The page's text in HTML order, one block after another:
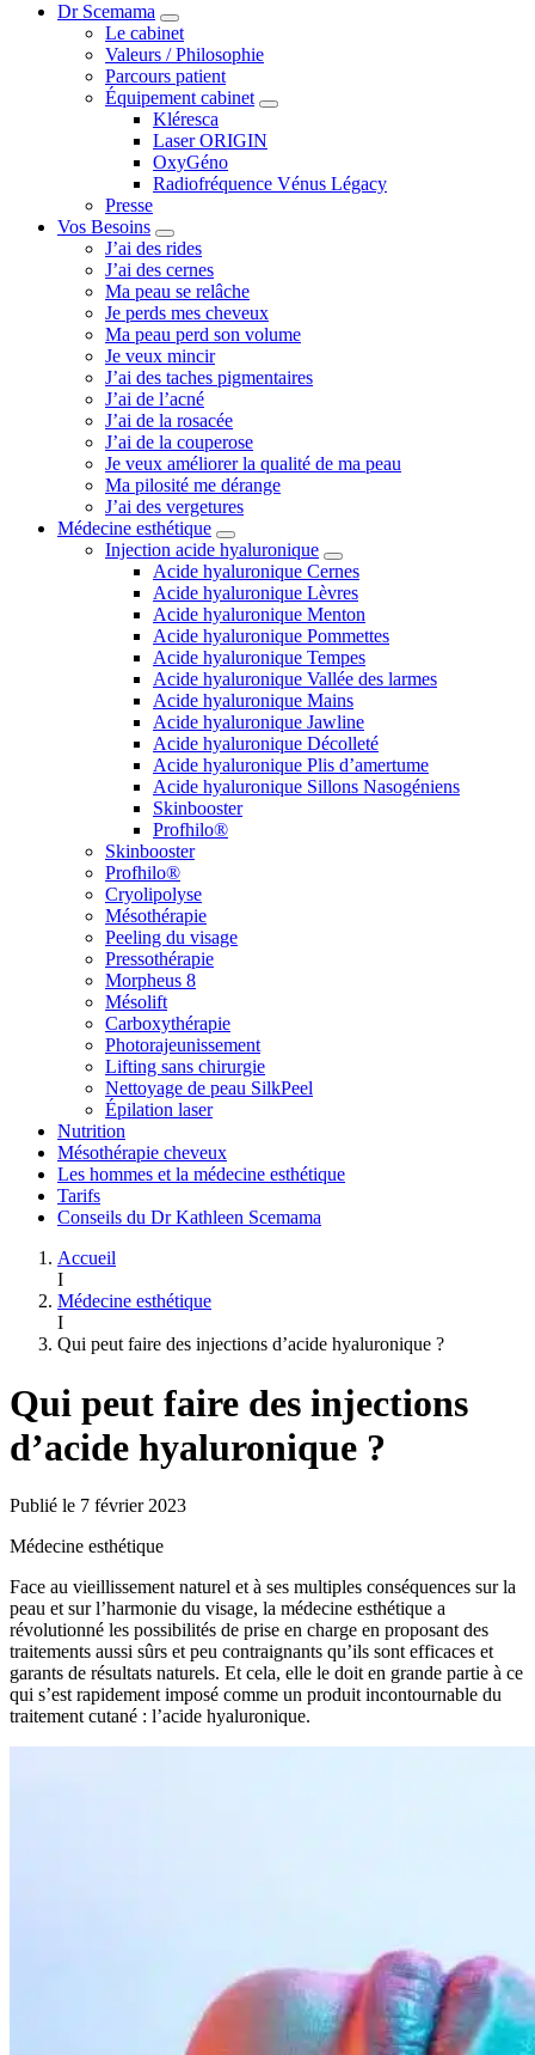
Dr Scemama
Le cabinet
Valeurs / Philosophie
Parcours patient
Équipement cabinet
Kléresca
Laser ORIGIN
OxyGéno
Radiofréquence Vénus Légacy
Presse
Vos Besoins
J’ai des rides
J’ai des cernes
Ma peau se relâche
Je perds mes cheveux
Ma peau perd son volume
Je veux mincir
J’ai des taches pigmentaires
J’ai de l’acné
J’ai de la rosacée
J’ai de la couperose
Je veux améliorer la qualité de ma peau
Ma pilosité me dérange
J’ai des vergetures
Médecine esthétique
Injection acide hyaluronique
Acide hyaluronique Cernes
Acide hyaluronique Lèvres
Acide hyaluronique Menton
Acide hyaluronique Pommettes
Acide hyaluronique Tempes
Acide hyaluronique Vallée des larmes
Acide hyaluronique Mains
Acide hyaluronique Jawline
Acide hyaluronique Décolleté
Acide hyaluronique Plis d’amertume
Acide hyaluronique Sillons Nasogéniens
Skinbooster
Profhilo®
Skinbooster
Profhilo®
Cryolipolyse
Mésothérapie
Peeling du visage
Pressothérapie
Morpheus 8
Mésolift
Carboxythérapie
Photorajeunissement
Lifting sans chirurgie
Nettoyage de peau SilkPeel
Épilation laser
Nutrition
Mésothérapie cheveux
Les hommes et la médecine esthétique
Tarifs
Conseils du Dr Kathleen Scemama
Accueil
I
Médecine esthétique
I
Qui peut faire des injections d’acide hyaluronique ?
Qui peut faire des injections
d’acide hyaluronique ?
Publié le 7 février 2023
Médecine esthétique
Face au vieillissement naturel et à ses multiples conséquences sur la
peau et sur l’harmonie du visage, la médecine esthétique a
révolutionné les possibilités de prise en charge en proposant des
traitements aussi sûrs et peu contraignants qu’ils sont efficaces et
garants de résultats naturels. Et cela, elle le doit en grande partie à ce
qui s’est rapidement imposé comme un produit incontournable du
traitement cutané : l’acide hyaluronique.